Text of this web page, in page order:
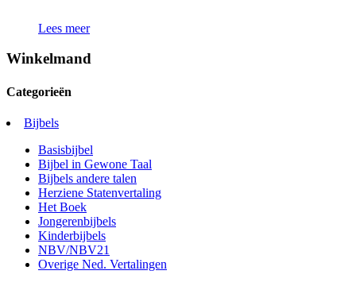
Lees meer
Winkelmand
Categorieën
Bijbels
Basisbijbel
Bijbel in Gewone Taal
Bijbels andere talen
Herziene Statenvertaling
Het Boek
Jongerenbijbels
Kinderbijbels
NBV/NBV21
Overige Ned. Vertalingen